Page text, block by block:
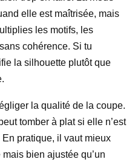
elle est maîtrisée, mais
les motifs, les
cohérence. Si tu
la silhouette plutôt que
la qualité de la coupe.
tomber à plat si elle n’est
pratique, il vaut mieux
bien ajustée qu’un